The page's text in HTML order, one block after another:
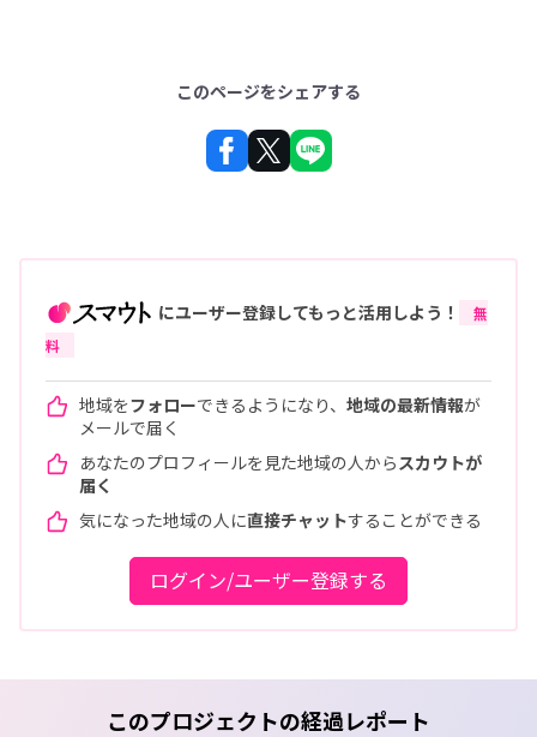
このページをシェアする
にユーザー登録してもっと活用しよう！
無
料
地域をフォローできるようになり、 地域の最新情報が
メールで届く
あなたのプロフィールを見た地域の人から スカウトが
届く
気になった地域の人に直接チャットすることができる
ログイン/ユーザー登録する
このプロジェクトの経過レポート